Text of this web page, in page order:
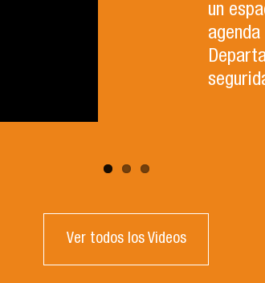
un
Ver todos los Videos